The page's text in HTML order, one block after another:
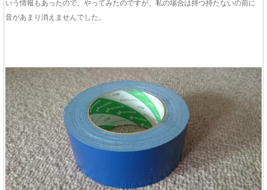
いう情報もあったので、やってみたのですが、私の場合は持つ持たないの前に
音があまり消えませんでした。